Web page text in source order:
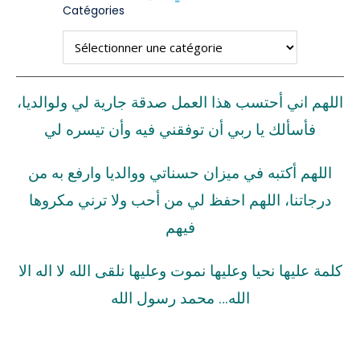
Catégories
اللهم اني أحتسب هذا العمل صدقة جارية لي ولوالديا،
فأسألك يا ربي أن توفقني فيه وأن تيسره لي
اللهم أكتبه في ميزان حسناتي ووالديا وارفع به من
درجاتنا، اللهم احفظ لي من أحب ولا ترني مكروها
فيهم
كلمة عليها نحيا وعليها نموت وعليها نلقى الله لا اله الا
الله… محمد رسول الله